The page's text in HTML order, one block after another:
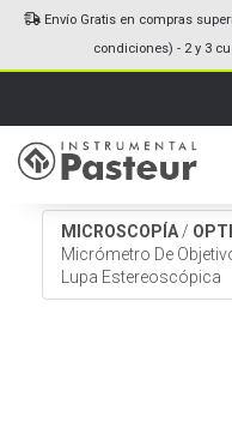
Envío Gratis en compras
condiciones) - 2 y 3
MICROSCOPÍA /
Micrómetro De
Lupa Estereoscópica